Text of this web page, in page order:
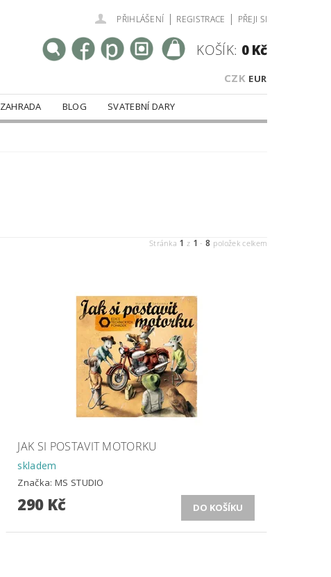
PŘIHLÁŠENÍ | REGISTRACE | PŘEJI SI
CZK EUR
KOŠÍK: 0 Kč
ZAHRADA BLOG
SVATEBNÍ DARY
Stránka 1 z 1 -8 položek celkem
JAK SI POSTAVIT MOTORKU
skladem
Značka: MS STUDIO
290 Kč